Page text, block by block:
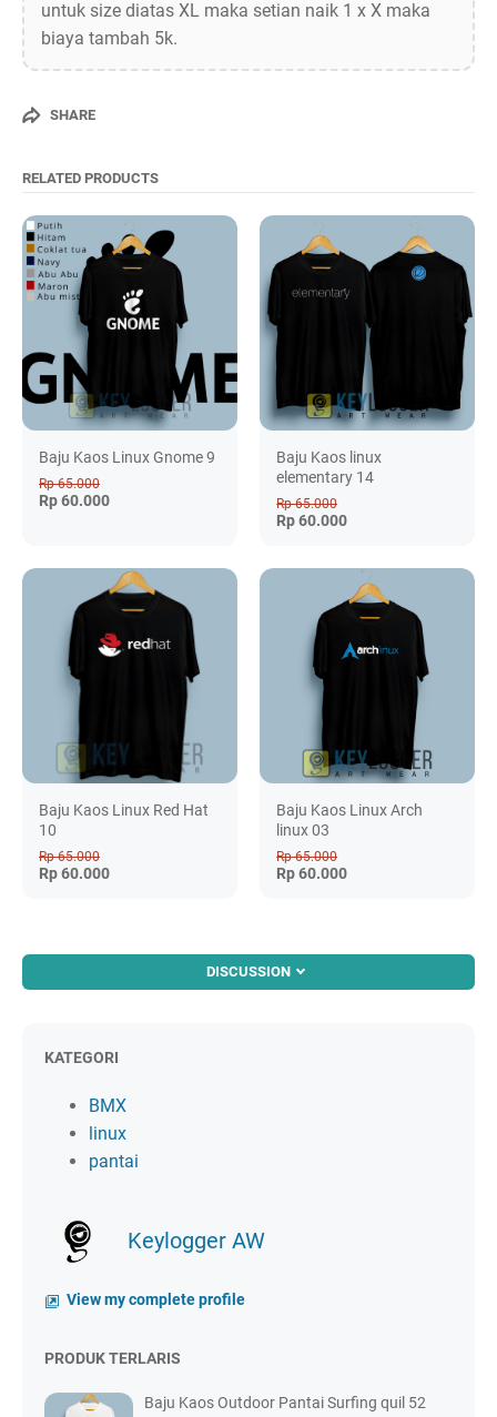
untuk size diatas XL maka setian naik 1 x X maka
biaya tambah 5k.
SHARE
RELATED PRODUCTS
Baju Kaos Linux Gnome 9
Rp 65.000
Rp 60.000
Baju Kaos linux
elementary 14
Rp 65.000
Rp 60.000
Baju Kaos Linux Red Hat
10
Rp 65.000
Rp 60.000
Baju Kaos Linux Arch
linux 03
Rp 65.000
Rp 60.000
DISCUSSION
KATEGORI
BMX
linux
pantai
Keylogger AW
View my complete profile
PRODUK TERLARIS
Baju Kaos Outdoor Pantai Surfing quil 52